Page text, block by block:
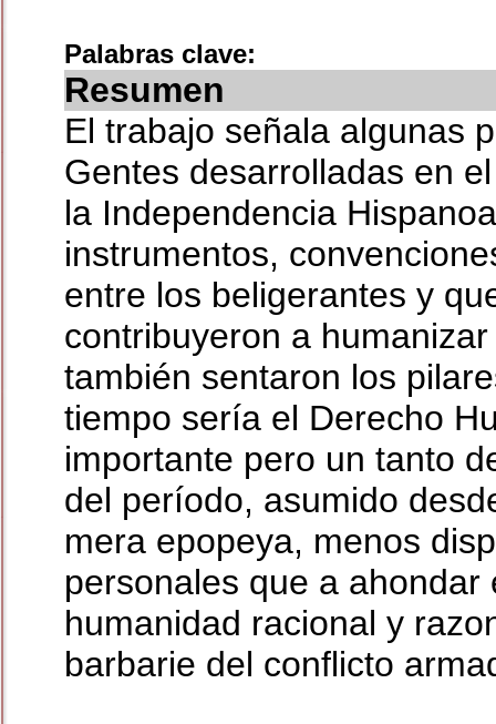
Palabras clave:
Resumen
El trabajo señala algunas
Gentes desarrolladas en
la Independencia
instrumentos,
entre los beligerantes y
contribuyeron a
también sentaron los
tiempo sería el Derecho
importante pero un tanto
del período, asumido
mera epopeya, menos
personales que a
humanidad racional y
barbarie del conflicto